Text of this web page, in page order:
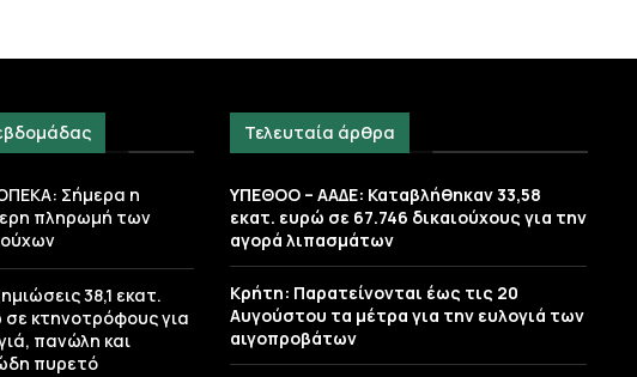
Σήμερα η
πληρωμή των
38,1 εκατ.
κτηνοτρόφους για
πανώλη και
πυρετό
Τελευταία άρθρα
ΥΠΕΘΟΟ – ΑΑΔΕ: Καταβλήθηκαν 33,58
εκατ. ευρώ σε 67.746 δικαιούχους για την
αγορά λιπασμάτων
Κρήτη: Παρατείνονται έως τις 20
Αυγούστου τα μέτρα για την ευλογιά των
αιγοπροβάτων